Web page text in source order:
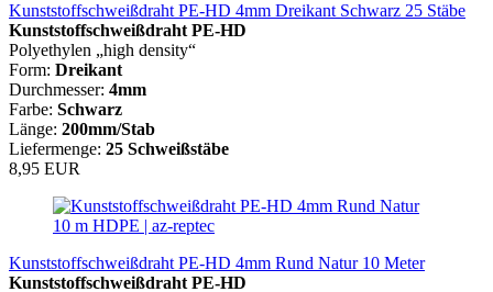
Kunststoffschweißdraht PE-HD 4mm Dreikant Schwarz 25 Stäbe
Kunststoffschweißdraht PE-HD
Polyethylen „high density“
Form: Dreikant
Durchmesser: 4mm
Farbe: Schwarz
Länge: 200mm/Stab
Liefermenge: 25 Schweißstäbe
8,95 EUR
Kunststoffschweißdraht PE-HD 4mm Rund Natur 10 Meter
Kunststoffschweißdraht PE-HD